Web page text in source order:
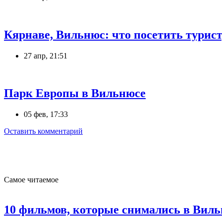
Кярнаве, Вильнюс: что посетить
27 апр, 21:51
Парк Европы в Вильнюсе
05 фев, 17:33
Оставить комментарий
Самое читаемое
10 фильмов, которые снимались в